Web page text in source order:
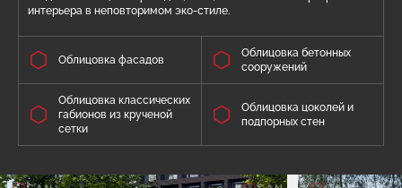
интерьера в неповторимом эко-стиле.
Облицовка фасадов
Облицовка бетонных
сооружений
Облицовка классических
габионов из крученой
сетки
Облицовка цоколей и
подпорных стен